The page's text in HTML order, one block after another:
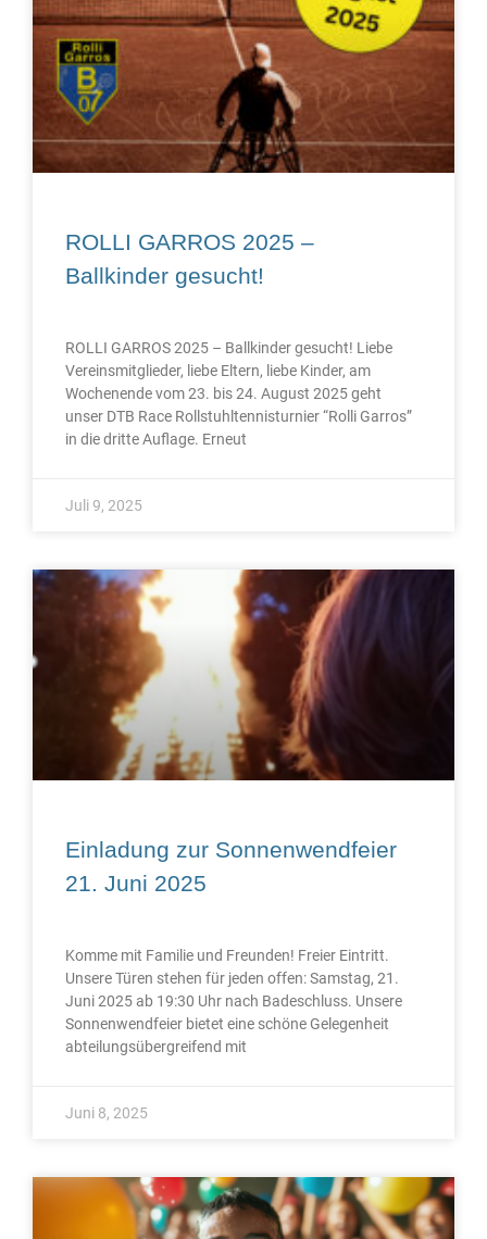
ROLLI GARROS 2025 –
Ballkinder gesucht!
ROLLI GARROS 2025 – Ballkinder gesucht! Liebe
Vereinsmitglieder, liebe Eltern, liebe Kinder, am
Wochenende vom 23. bis 24. August 2025 geht
unser DTB Race Rollstuhltennisturnier “Rolli Garros”
in die dritte Auflage. Erneut
Juli 9, 2025
Einladung zur Sonnenwendfeier
21. Juni 2025
Komme mit Familie und Freunden! Freier Eintritt.
Unsere Türen stehen für jeden offen: Samstag, 21.
Juni 2025 ab 19:30 Uhr nach Badeschluss. Unsere
Sonnenwendfeier bietet eine schöne Gelegenheit
abteilungsübergreifend mit
Juni 8, 2025